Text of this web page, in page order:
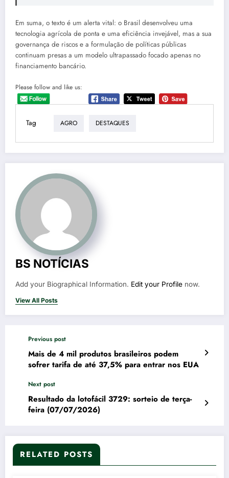
Em suma, o texto é um alerta vital: o Brasil desenvolveu uma
tecnologia agrícola de ponta e uma eficiência invejável, mas a sua
governança de riscos e a formulação de políticas públicas
continuam presas a um modelo ultrapassado focado apenas no
financiamento bancário.
Please follow and like us:
Tag AGRO DESTAQUES
BS NOTÍCIAS
Add your Biographical Information. Edit your Profile now.
View All Posts
Previous post
Mais de 4 mil produtos brasileiros podem
sofrer tarifa de até 37,5% para entrar nos EUA
Next post
Resultado da lotofácil 3729: sorteio de terça-
feira (07/07/2026)
RELATED POSTS